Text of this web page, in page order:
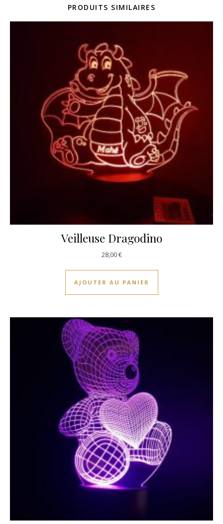
PRODUITS SIMILAIRES
Veilleuse Dragodino
28,00€
AJOUTER AU PANIER